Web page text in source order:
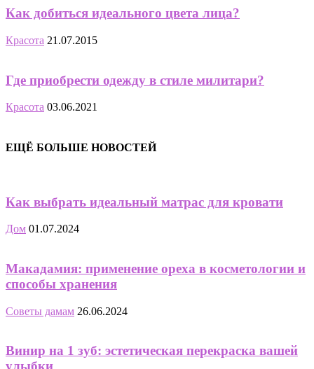
Как добиться идеального цвета лица?
Красота 21.07.2015
Где приобрести одежду в стиле милитари?
Красота 03.06.2021
ЕЩЁ БОЛЬШЕ НОВОСТЕЙ
Как выбрать идеальный матрас для кровати
Дом 01.07.2024
Макадамия: применение ореха в косметологии и
способы хранения
Советы дамам 26.06.2024
Винир на 1 зуб: эстетическая перекраска вашей